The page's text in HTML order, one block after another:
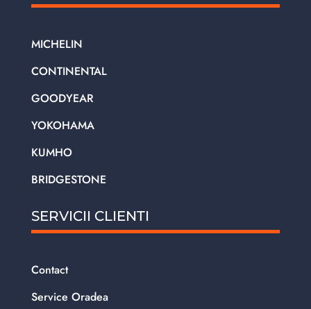
MICHELIN
CONTINENTAL
GOODYEAR
YOKOHAMA
KUMHO
BRIDGESTONE
SERVICII CLIENTI
Contact
Service Oradea